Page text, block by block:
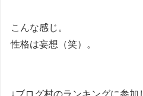
こんな感じ。
性格は妄想（笑）。
↓ブログ村のランキングに参加